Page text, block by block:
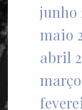
junho
maio
abril
março